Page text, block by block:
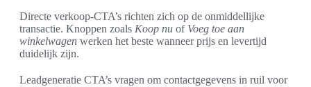
Directe verkoop-CTA’s richten zich op de onmiddellijke
transactie. Knoppen zoals Koop nu of Voeg toe aan
winkelwagen werken het beste wanneer prijs en levertijd
duidelijk zijn.
Leadgeneratie CTA’s vragen om contactgegevens in ruil voor